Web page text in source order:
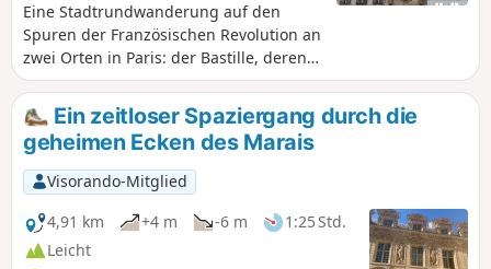
Eine Stadtrundwanderung auf den
Spuren der Französischen Revolution an
zwei Orten in Paris: der Bastille, deren
Sturm eine große symbolische
Bedeutung hatte, und dem Viertel
Odéon, wo mehrere bedeutende
Persönlichkeiten dieser Zeit, darunter
Marat und Danton, lebten, arbeiteten
und sich versammelten. Dies ist auch
eine Gelegenheit, die Spuren anderer
Aufstände (Juli 1830, Mai 1968) und ein
großartiges Kulturerbe aus der
Ein zeitloser Spaziergang durch die
geheimen Ecken des Marais
Visorando-Mitglied
4,91 km
+4 m -6 m
1:25 Std.
Leicht